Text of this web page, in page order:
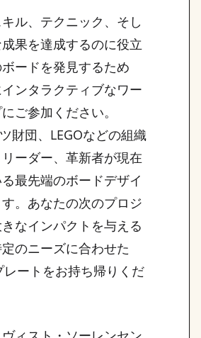
ル、テクニック、そし
果を達成するのに役立
ードを発見するため
ンタラクティブなワー
ご参加ください。
財団、LEGOなどの組織
ーダー、革新者が現在
最先端のボードデザイ
。あなたの次のプロジ
なインパクトを与える
のニーズに合わせた
ートをお持ち帰りくだ